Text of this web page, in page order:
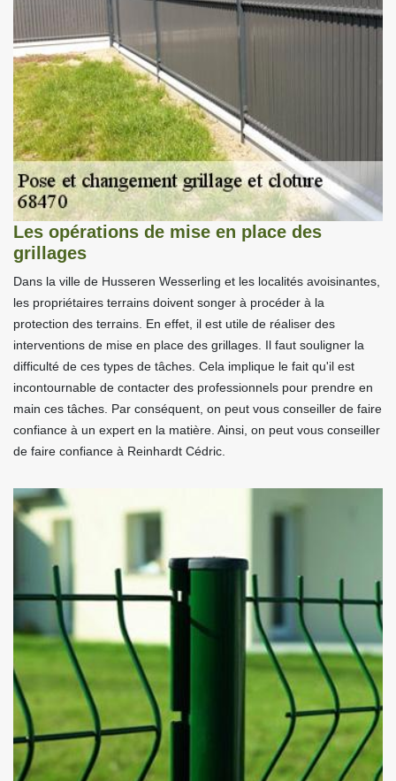
Les opérations de mise en place des
grillages
Dans la ville de Husseren Wesserling et les localités avoisinantes,
les propriétaires terrains doivent songer à procéder à la
protection des terrains. En effet, il est utile de réaliser des
interventions de mise en place des grillages. Il faut souligner la
difficulté de ces types de tâches. Cela implique le fait qu'il est
incontournable de contacter des professionnels pour prendre en
main ces tâches. Par conséquent, on peut vous conseiller de faire
confiance à un expert en la matière. Ainsi, on peut vous conseiller
de faire confiance à Reinhardt Cédric.